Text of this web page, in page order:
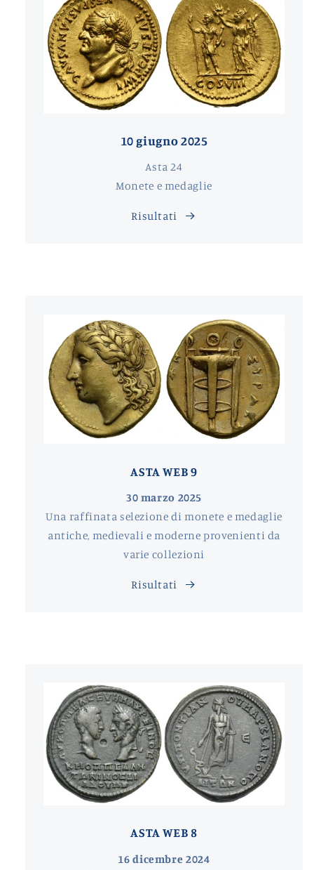
10 giugno 2025
Asta 24
Monete e medaglie
Risultati
ASTA WEB 9
30 marzo 2025
Una raffinata selezione di monete e medaglie
antiche, medievali e moderne provenienti da
varie collezioni
Risultati
ASTA WEB 8
16 dicembre 2024